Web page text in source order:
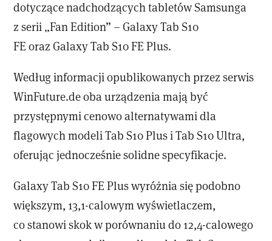
dotyczące nadchodzących tabletów Samsunga
z serii „Fan Edition” – Galaxy Tab S10
FE oraz Galaxy Tab S10 FE Plus.
Według informacji opublikowanych przez serwis
WinFuture.de oba urządzenia mają być
przystępnymi cenowo alternatywami dla
flagowych modeli Tab S10 Plus i Tab S10 Ultra,
oferując jednocześnie solidne specyfikacje.
Galaxy Tab S10 FE Plus wyróżnia się podobno
większym, 13,1-calowym wyświetlaczem,
co stanowi skok w porównaniu do 12,4-calowego